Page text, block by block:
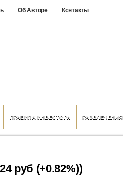
Об Авторе Контакты
ПРАВИЛА ИНВЕСТОРА РАЗВЛЕЧЕНИЯ
руб (+0.82%))